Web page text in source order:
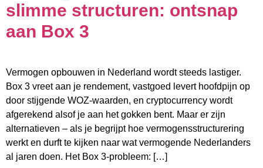
slimme structuren: ontsnap
aan Box 3
Vermogen opbouwen in Nederland wordt steeds lastiger.
Box 3 vreet aan je rendement, vastgoed levert hoofdpijn op
door stijgende WOZ-waarden, en cryptocurrency wordt
afgerekend alsof je aan het gokken bent. Maar er zijn
alternatieven – als je begrijpt hoe vermogensstructurering
werkt en durft te kijken naar wat vermogende Nederlanders
al jaren doen. Het Box 3-probleem: […]